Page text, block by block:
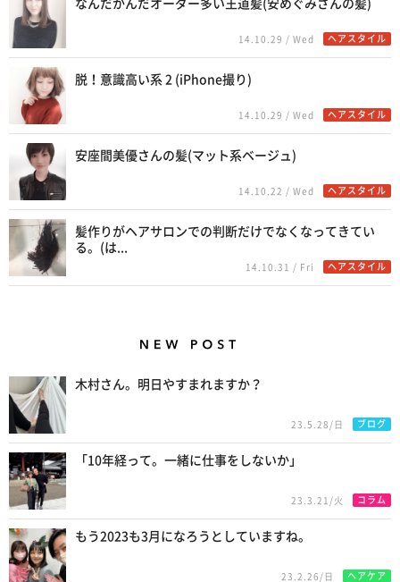
なんだかんだオーダー多い王道髪(安めぐみさんの髪)
14.10.29 / Wed ヘアスタイル
脱！意識高い系 2 (iPhone撮り)
14.10.29 / Wed ヘアスタイル
安座間美優さんの髪(マット系ベージュ)
14.10.22 / Wed ヘアスタイル
髪作りがヘアサロンでの判断だけでなくなってきてい
る。(は...
14.10.31 / Fri ヘアスタイル
木村さん。明日やすまれますか？
23.5.28/日 ブログ
「10年経って。一緒に仕事をしないか」
23.3.21/火 コラム
もう2023も3月になろうとしていますね。
23.2.26/日 ヘアケア